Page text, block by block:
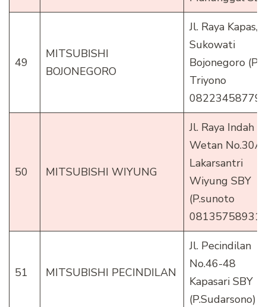
49
MITSUBISHI
BOJONEGORO
Jl. Raya Kapas,
Sukowati
Bojonegoro
Triyono
50 MITSUBISHI WIYUNG
Jl. Raya Indah
Wetan No.30A
Lakarsantri
Wiyung SBY
(P.sunoto
51 MITSUBISHI PECINDILAN
Jl. Pecindilan
No.46-48
Kapasari SBY
(P.Sudarsono)